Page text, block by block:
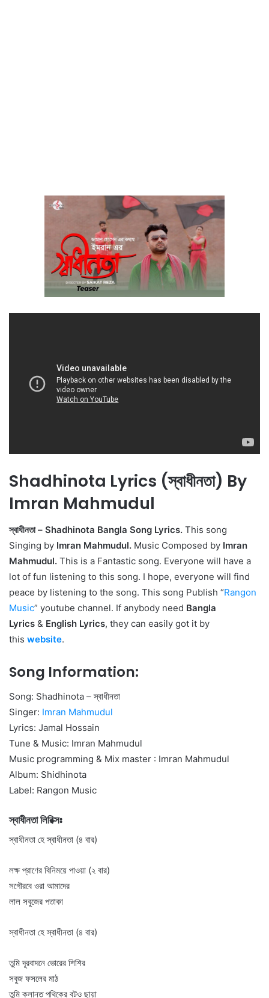
Shadhinota Lyrics (স্বাধীনতা) By
Imran Mahmudul
স্বাধীনতা – Shadhinota Bangla Song Lyrics. This song
Singing by Imran Mahmudul. Music Composed by Imran
Mahmudul. This is a Fantastic song. Everyone will have a
lot of fun listening to this song. I hope, everyone will find
peace by listening to the song. This song Publish “Rangon
Music” youtube channel. If anybody need Bangla
Lyrics & English Lyrics, they can easily got it by
this website.
Song Information:
Song: Shadhinota – স্বাধীনতা
Singer: Imran Mahmudul
Lyrics: Jamal Hossain
Tune & Music: Imran Mahmudul
Music programming & Mix master : Imran Mahmudul
Album: Shidhinota
Label: Rangon Music
স্বাধীনতা লিরিক্সঃ
স্বাধীনতা হে স্বাধীনতা (৪ বার)
লক্ষ প্রাণের বিনিময়ে পাওয়া (২ বার)
সগৌরবে ওরা আমাদের
লাল সবুজের পতাকা
স্বাধীনতা হে স্বাধীনতা (৪ বার)
তুমি দূরবাদনে ভোরের শিশির
সবুজ ফসলের মাঠ
তুমি ক্লান্ত পথিকের বটও ছায়া